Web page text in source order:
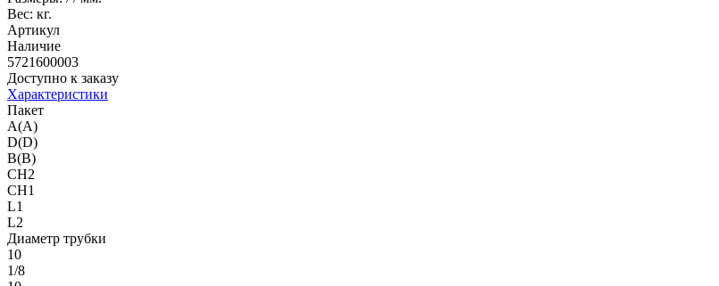
Вес: кг.
Артикул
Наличие
5721600003
Доступно к заказу
Характеристики
Пакет
A(A)
D(D)
B(B)
CH2
CH1
L1
L2
Диаметр трубки
10
1/8